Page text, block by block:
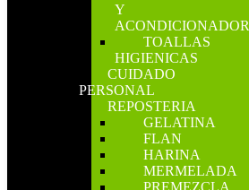
Y
ACONDICIONADOR
TOALLAS
HIGIENICAS
CUIDADO
PERSONAL
REPOSTERIA
GELATINA
FLAN
HARINA
MERMELADA
PREMEZCLA